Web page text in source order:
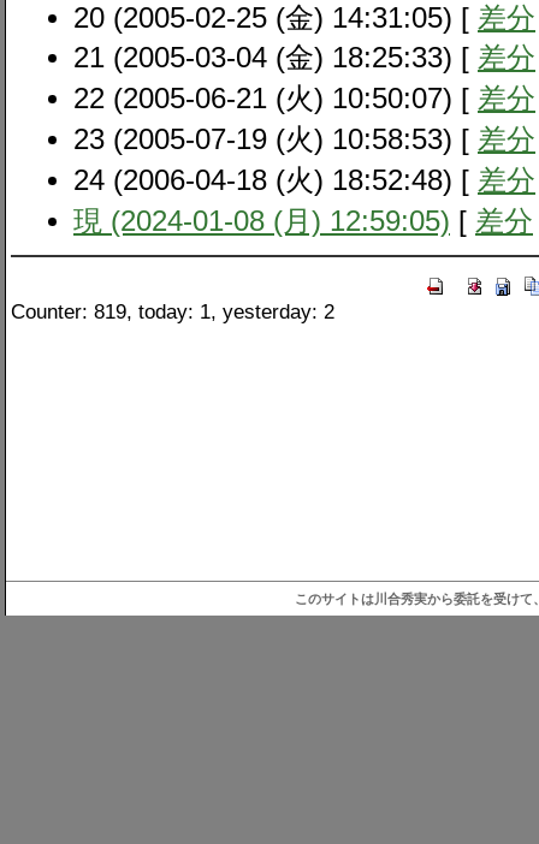
20 (2005-02-25 (金) 14:31:05) [ 差分
21 (2005-03-04 (金) 18:25:33) [ 差分
22 (2005-06-21 (火) 10:50:07) [ 差分
23 (2005-07-19 (火) 10:58:53) [ 差分
24 (2006-04-18 (火) 18:52:48) [ 差分
現 (2024-01-08 (月) 12:59:05) [ 差分
Counter: 819, today: 1, yesterday: 2
このサイトは川合秀実から委託を受け